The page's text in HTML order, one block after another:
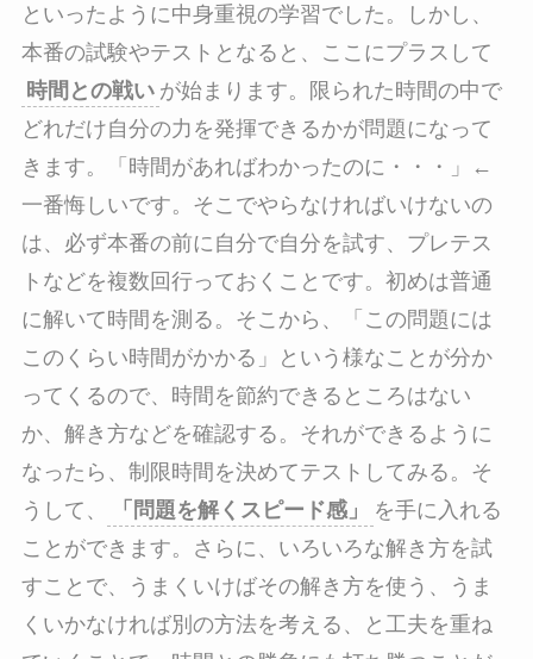
といったように中身重視の学習でした。しかし、
本番の試験やテストとなると、ここにプラスして
時間との戦い が始まります。限られた時間の中で
どれだけ自分の力を発揮できるかが問題になって
きます。「時間があればわかったのに・・・」←
一番悔しいです。そこでやらなければいけないの
は、必ず本番の前に自分で自分を試す、プレテス
トなどを複数回行っておくことです。初めは普通
に解いて時間を測る。そこから、「この問題には
このくらい時間がかかる」という様なことが分か
ってくるので、時間を節約できるところはない
か、解き方などを確認する。それができるように
なったら、制限時間を決めてテストしてみる。そ
うして、
「問題を解くスピード感」
を手に入れる
ことができます。さらに、いろいろな解き方を試
すことで、うまくいけばその解き方を使う、うま
くいかなければ別の方法を考える、と工夫を重ね